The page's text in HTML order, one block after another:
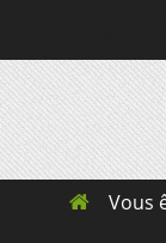
Vous